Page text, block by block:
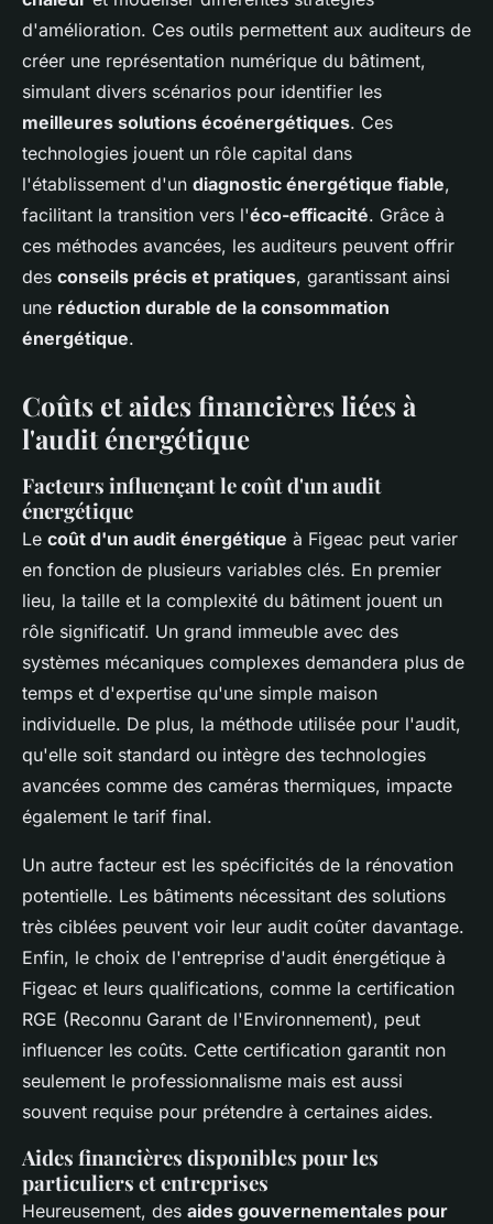
d'amélioration. Ces outils permettent aux auditeurs de
créer une représentation numérique du bâtiment,
simulant divers scénarios pour identifier les
meilleures solutions écoénergétiques. Ces
technologies jouent un rôle capital dans
l'établissement d'un diagnostic énergétique fiable,
facilitant la transition vers l'éco-efficacité. Grâce à
ces méthodes avancées, les auditeurs peuvent offrir
des conseils précis et pratiques, garantissant ainsi
une réduction durable de la consommation
énergétique.
Coûts et aides financières liées à
l'audit énergétique
Facteurs influençant le coût d'un audit
énergétique
Le coût d'un audit énergétique à Figeac peut varier
en fonction de plusieurs variables clés. En premier
lieu, la taille et la complexité du bâtiment jouent un
rôle significatif. Un grand immeuble avec des
systèmes mécaniques complexes demandera plus de
temps et d'expertise qu'une simple maison
individuelle. De plus, la méthode utilisée pour l'audit,
qu'elle soit standard ou intègre des technologies
avancées comme des caméras thermiques, impacte
également le tarif final.
Un autre facteur est les spécificités de la rénovation
potentielle. Les bâtiments nécessitant des solutions
très ciblées peuvent voir leur audit coûter davantage.
Enfin, le choix de l'entreprise d'audit énergétique à
Figeac et leurs qualifications, comme la certification
RGE (Reconnu Garant de l'Environnement), peut
influencer les coûts. Cette certification garantit non
seulement le professionnalisme mais est aussi
souvent requise pour prétendre à certaines aides.
Aides financières disponibles pour les
particuliers et entreprises
Heureusement, des aides gouvernementales pour